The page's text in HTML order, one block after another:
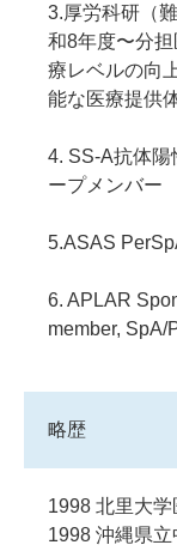
3.厚労科研（
和8年度〜分
療レベルの向
能な医療提供
4. SS-A抗体
ープメンバー
5.ASAS
6. APLAR
member, SpA/
略歴
1998 北里大
1998 沖縄県立